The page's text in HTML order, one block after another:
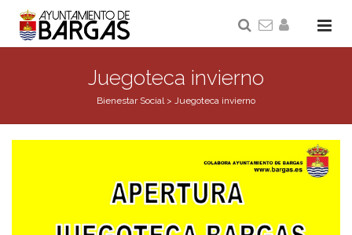
Juegoteca invierno
Bienestar Social> Juegoteca invierno